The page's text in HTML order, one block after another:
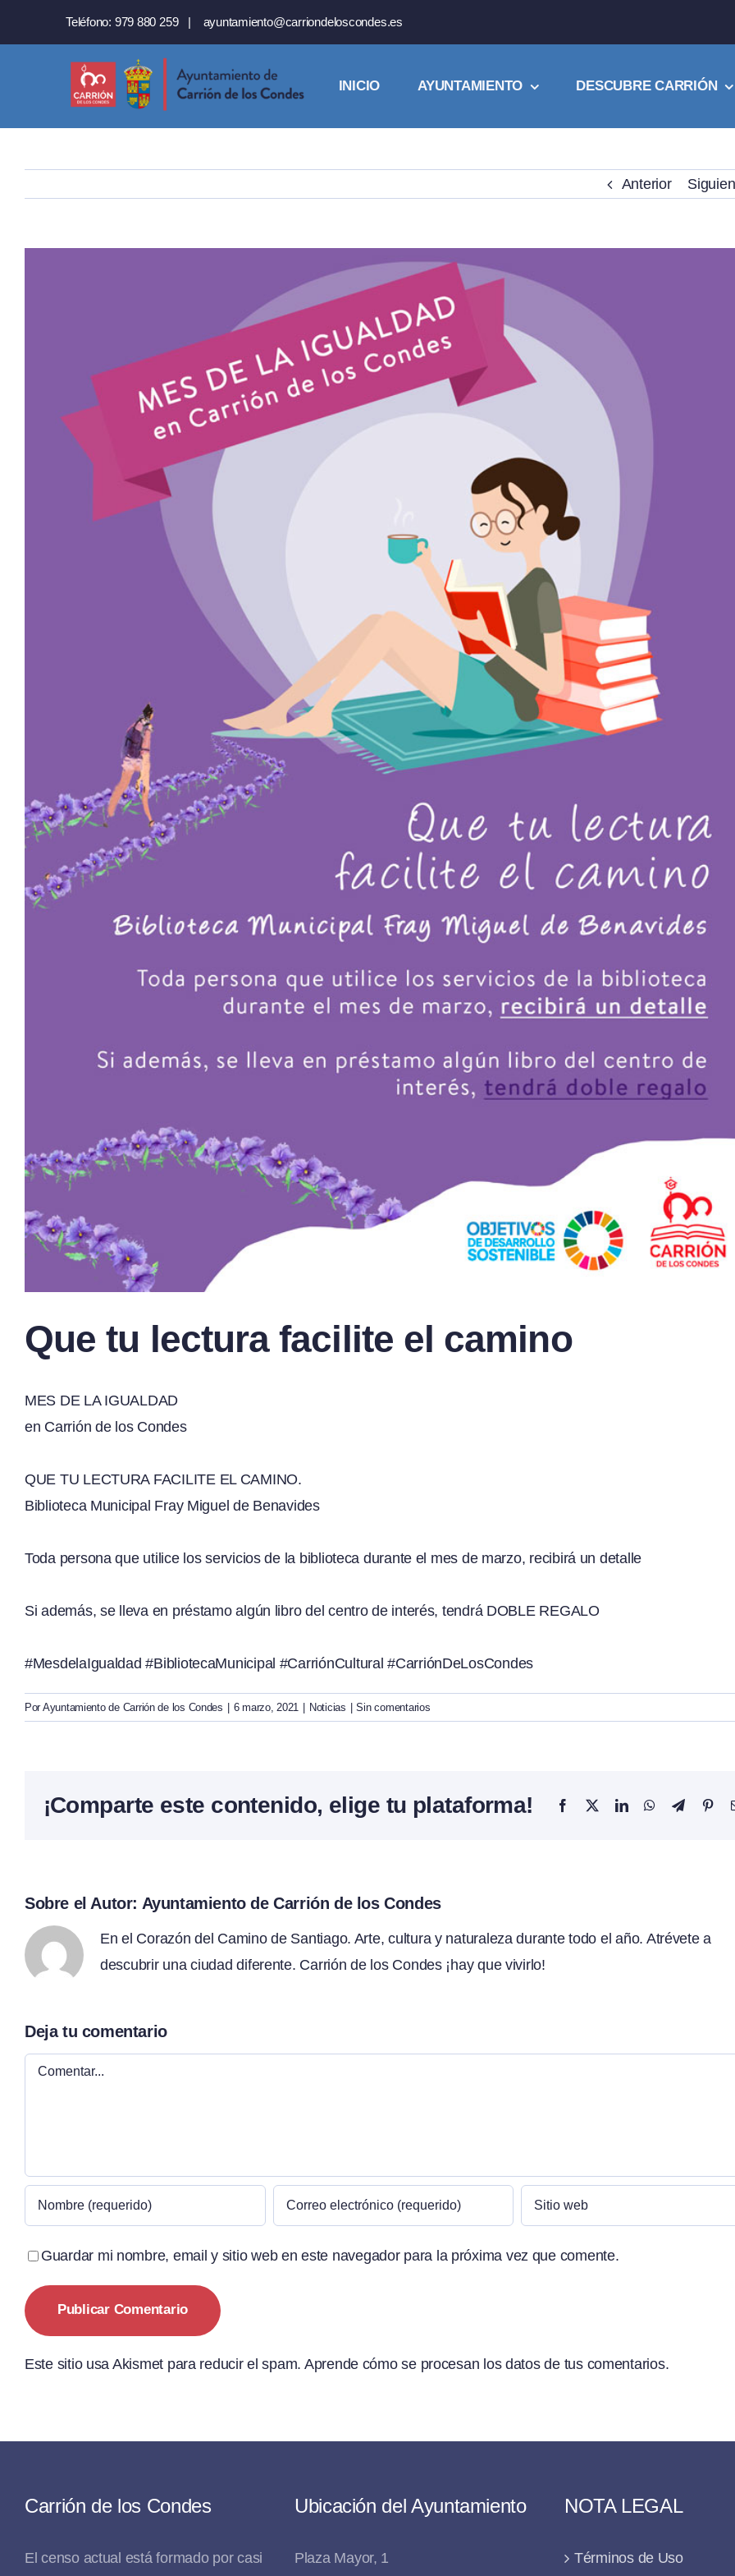
Teléfono: 979 880 259 | ayuntamiento@carriondeloscondes.es
INICIO AYUNTAMIENTO DESCUBRE CARRIÓN
Anterior
Que tu lectura facilite el camino
MES DE LA IGUALDAD
en Carrión de los Condes
QUE TU LECTURA FACILITE EL CAMINO.
Biblioteca Municipal Fray Miguel de Benavides
Toda persona que utilice los servicios de la biblioteca durante el mes de marzo, recibirá un detalle
Si además, se lleva en préstamo algún libro del centro de interés, tendrá DOBLE REGALO
#MesdelaIgualdad #BibliotecaMunicipal #CarriónCultural #CarriónDeLosCondes
Por Ayuntamiento de Carrión de los Condes | 6 marzo, 2021 | Noticias | Sin comentarios
¡Comparte este contenido, elige tu plataforma! Facebook
X LinkedInWhatsApp
Telegram
Sobre el Autor: Ayuntamiento de Carrión de los Condes
En el Corazón del Camino de Santiago. Arte, cultura y naturaleza durante todo el año. Atrévete a
descubrir una ciudad diferente. Carrión de los Condes ¡hay que vivirlo!
Deja tu comentario
Comentar
Guardar mi nombre, email y sitio web en este navegador para la próxima vez que comente.
Este sitio usa Akismet para reducir el spam. Aprende cómo se procesan los datos de tus comentarios.
Carrión de los Condes
El censo actual está formado por casi
Ubicación del Ayuntamiento
Plaza Mayor, 1
NOTA LEGAL
Términos de Uso